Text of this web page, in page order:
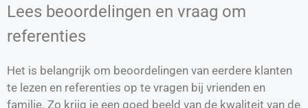
Lees beoordelingen en vraag om
referenties
Het is belangrijk om beoordelingen van eerdere klanten
te lezen en referenties op te vragen bij vrienden en
familie. Zo krijg je een goed beeld van de kwaliteit van de